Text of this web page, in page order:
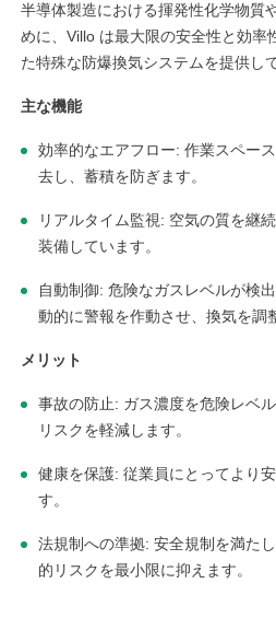
半導体製造における揮発性化学物質
めに、Villo は最大限の安全性と効率
た特殊な防爆換気システムを提供し
主な機能
効率的なエアフロー: 作業スペー
去し、蓄積を防ぎます。
リアルタイム監視: 空気の質を継
装備しています。
自動制御: 危険なガスレベルが検
動的に警報を作動させ、換気を調
メリット
事故の防止: ガス濃度を危険レベ
リスクを軽減します。
健康を保護: 従業員にとってより
す。
法規制への準拠: 安全規制を満た
的リスクを最小限に抑えます。